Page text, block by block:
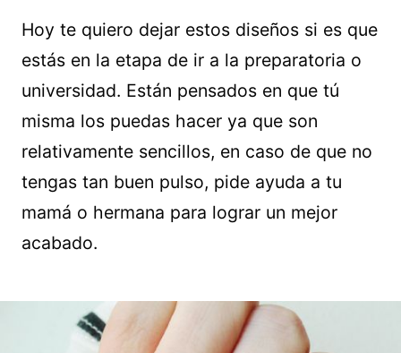
Hoy te quiero dejar estos diseños si es que
estás en la etapa de ir a la preparatoria o
universidad. Están pensados en que tú
misma los puedas hacer ya que son
relativamente sencillos, en caso de que no
tengas tan buen pulso, pide ayuda a tu
mamá o hermana para lograr un mejor
acabado.